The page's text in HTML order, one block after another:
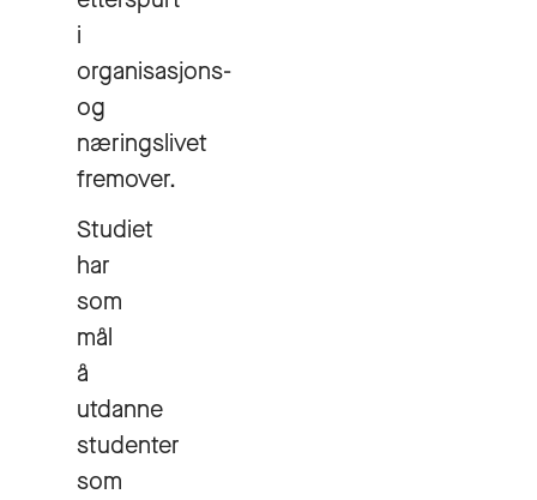
i
organisasjons-
og
næringslivet
fremover.
Studiet
har
som
mål
å
utdanne
studenter
som